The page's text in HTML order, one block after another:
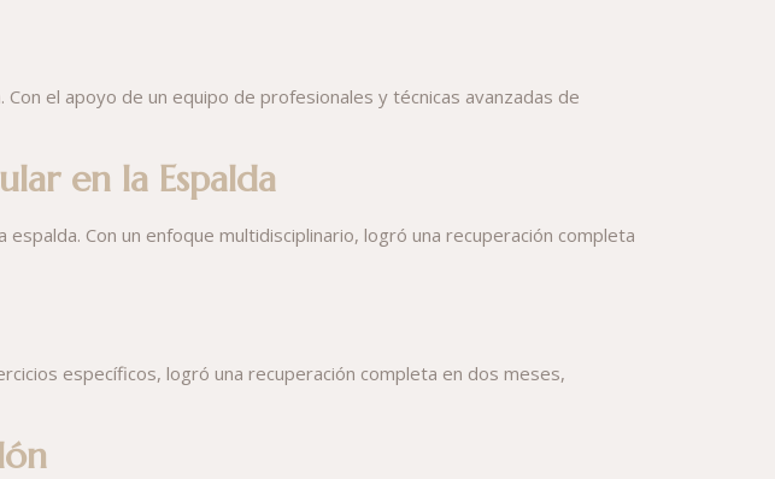
el apoyo de un equipo de profesionales y técnicas avanzadas de
en la Espalda
Con un enfoque multidisciplinario, logró una recuperación completa
específicos, logró una recuperación completa en dos meses,